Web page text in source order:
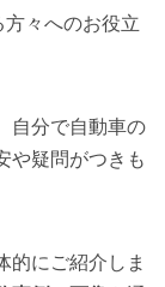
々へのお役立
自分で自動車の
や疑問がつきも
的にご紹介しま